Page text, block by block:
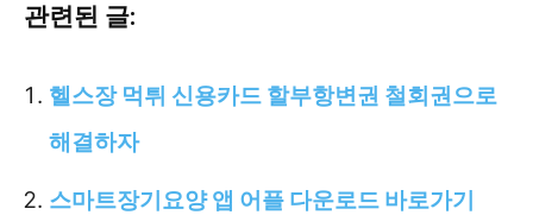
관련된 글:
헬스장 먹튀 신용카드 할부항변권 철회권으로
해결하자
스마트장기요양 앱 어플 다운로드 바로가기